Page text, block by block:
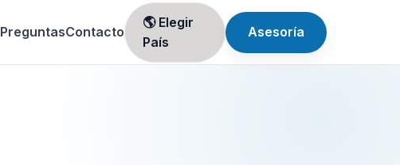
PreguntasContacto
🌎 Elegir
País
Asesoría